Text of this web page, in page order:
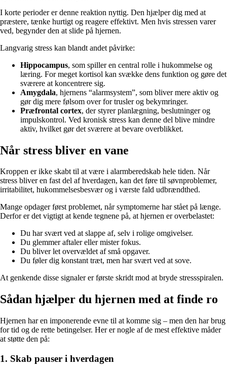
I korte perioder er denne reaktion nyttig. Den hjælper dig med at
præstere, tænke hurtigt og reagere effektivt. Men hvis stressen varer
ved, begynder den at slide på hjernen.
Langvarig stress kan blandt andet påvirke:
Hippocampus, som spiller en central rolle i hukommelse og
læring. For meget kortisol kan svække dens funktion og gøre det
sværere at koncentrere sig.
Amygdala, hjernens “alarmsystem”, som bliver mere aktiv og
gør dig mere følsom over for trusler og bekymringer.
Præfrontal cortex, der styrer planlægning, beslutninger og
impulskontrol. Ved kronisk stress kan denne del blive mindre
aktiv, hvilket gør det sværere at bevare overblikket.
Når stress bliver en vane
Kroppen er ikke skabt til at være i alarmberedskab hele tiden. Når
stress bliver en fast del af hverdagen, kan det føre til søvnproblemer,
irritabilitet, hukommelsesbesvær og i værste fald udbrændthed.
Mange opdager først problemet, når symptomerne har stået på længe.
Derfor er det vigtigt at kende tegnene på, at hjernen er overbelastet:
Du har svært ved at slappe af, selv i rolige omgivelser.
Du glemmer aftaler eller mister fokus.
Du bliver let overvældet af små opgaver.
Du føler dig konstant træt, men har svært ved at sove.
At genkende disse signaler er første skridt mod at bryde stressspiralen.
Sådan hjælper du hjernen med at finde ro
Hjernen har en imponerende evne til at komme sig – men den har brug
for tid og de rette betingelser. Her er nogle af de mest effektive måder
at støtte den på:
1. Skab pauser i hverdagen